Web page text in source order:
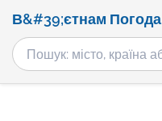
В&#39;єтнам Погода